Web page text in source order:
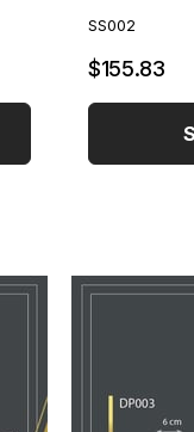
SS002
$155.83